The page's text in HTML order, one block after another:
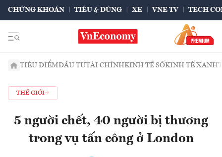
CHỨNG KHOÁN TIÊU & DÙNG XE VNE TV TECH
TIÊU ĐIỂMĐẦU TƯTÀI CHÍNHKINH TẾ SỐKINH TẾ XANH
THẾ GIỚI
5 người chết, 40 người bị thương
trong vụ tấn công ở London